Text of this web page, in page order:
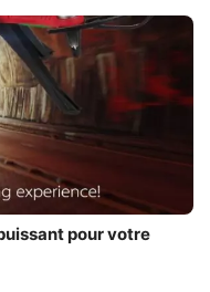
pour votre